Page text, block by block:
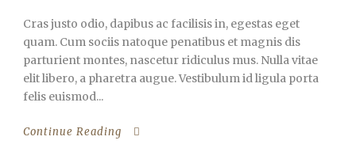
Cras justo odio, dapibus ac facilisis in, egestas eget
quam. Cum sociis natoque penatibus et magnis dis
parturient montes, nascetur ridiculus mus. Nulla vitae
elit libero, a pharetra augue. Vestibulum id ligula porta
felis euismod...
Continue Reading